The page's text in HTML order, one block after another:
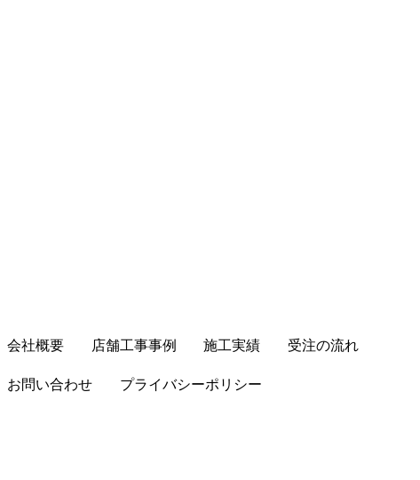
会社概要 店舗工事事例 施工実績 受注の流れ
お問い合わせ プライバシーポリシー